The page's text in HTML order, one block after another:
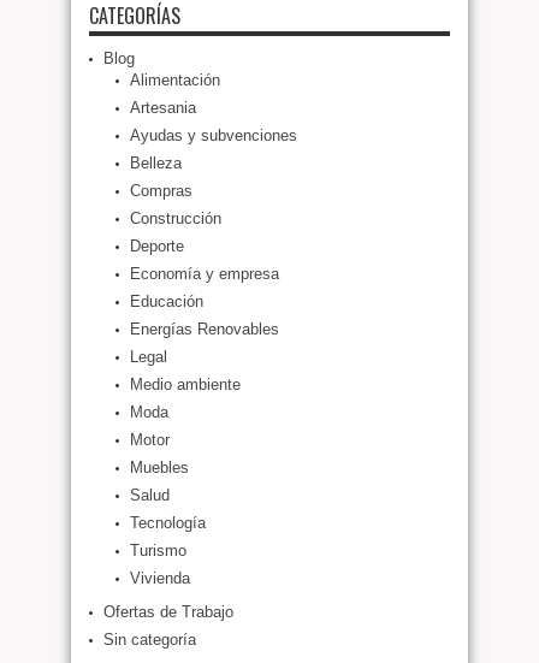
CATEGORÍAS
Blog
Alimentación
Artesania
Ayudas y subvenciones
Belleza
Compras
Construcción
Deporte
Economía y empresa
Educación
Energías Renovables
Legal
Medio ambiente
Moda
Motor
Muebles
Salud
Tecnología
Turismo
Vivienda
Ofertas de Trabajo
Sin categoría